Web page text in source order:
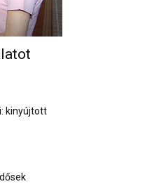
kinyújtott